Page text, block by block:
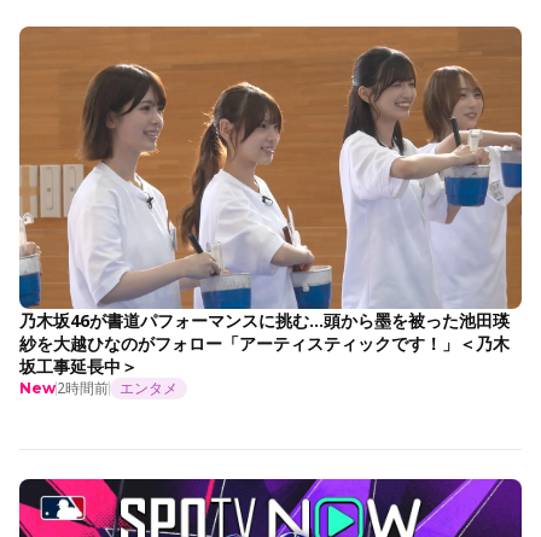
乃木坂46が書道パフォーマンスに挑む…頭から墨を被った池田瑛
紗を大越ひなのがフォロー「アーティスティックです！」＜乃木
坂工事延長中＞
New2時間前 エンタメ